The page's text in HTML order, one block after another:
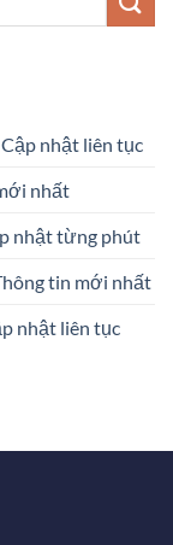
nhật liên tục
nhất
nhật từng phút
tin mới nhất
nhật liên tục